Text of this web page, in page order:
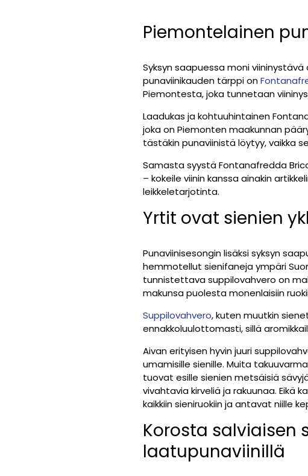
Piemontelainen
Syksyn saapuessa moni
punaviinikauden tärppi on
Piemontesta, joka tunnetaan
Laadukas ja kohtuuhintainen
joka on Piemonten maakunnan
tästäkin punaviinistä löytyy, vaikka
Samasta syystä Fontanafredda
– kokeile viinin kanssa ainakin
leikkeletarjotinta.
Yrtit ovat sienien
Punaviinisesongin lisäksi syksyn
hemmotellut sienifaneja ympäri
tunnistettava suppilovahvero on
makunsa puolesta monenlaisiin
Suppilovahvero, kuten muutkin
ennakkoluulottomasti, sillä
Aivan erityisen hyvin juuri
umamisille sienille. Muita
tuovat esille sienien metsäisiä
vivahtavia kirveliä ja rakuunaa. Eikä
kaikkiin sieniruokiin ja antavat niille
Korosta
laatupunaviinillä